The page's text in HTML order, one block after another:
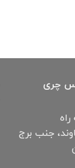
چری
جنب برج